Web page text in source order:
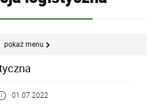
pokaż menu
01.07.2022